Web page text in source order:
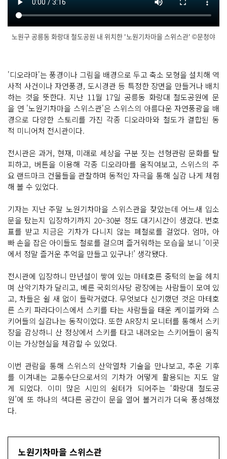
노원구 공릉동 화랑대 철도공원 내 위치한 '노원기차마을 스위스관' ©문청야
'디오라마'는 풍경이나 그림을 배경으로 두고 축소 모형을 설치해 역
사적 사건이나 자연풍경, 도시경관 등 특정한 장면을 만들거나 배치
하는 것을 뜻한다. 지난 11월 17일 공릉동 화랑대 철도공원에 문
을 연 '노원기차마을 스위스관'은 스위스의 아름다운 자연풍광을 배
경으로 다양한 스토리를 가진 각종 디오라마와 철도가 결합된 동
적 미니어처 전시관이다.
전시관은 과거, 현재, 미래로 세상을 구분 짓는 선형관람 문화를 탈
피하고, 버튼을 이용해 각종 디오라마를 움직여보고, 스위스의 주
요 랜드마크 건물들을 관찰하며 동적인 자극을 통해 실감 나게 체험
해 볼 수 있었다.
기자는 지난 주말 노원기차마을 스위스관을 찾았는데 어느새 입소
문을 탔는지 입장하기까지 20~30분 정도 대기시간이 생겼다. 번호
표를 받고 지금은 기차가 다니지 않는 폐철로를 걸었다. 엄마, 아
빠 손을 잡은 아이들도 철로를 걸으며 즐거워하는 모습을 보니 ‘이곳
에서 정말 즐거운 추억을 만들고 있구나!’ 생각됐다.
전시관에 입장하니 만년설이 쌓여 있는 마테호른 중턱의 눈을 헤치
며 산악기차가 달리고, 베른 국회의사당 광장에는 사람들이 모여 있
고, 차들은 쉴 새 없이 들락거렸다. 무엇보다 신기했던 것은 마테호
른 스키 파라다이스에서 스키를 타는 사람들을 태운 케이블카와 스
키어들의 실감나는 동작이었다. 또한 AR장치 모니터를 통해서 스키
장을 감상하니 산 정상에서 스키를 타고 내려오는 스키어들이 움직
이는 가상현실을 체감할 수 있었다.
이번 관람을 통해 스위스의 산악열차 기술을 만나보고, 추운 기후
를 이겨내는 교통수단으로서의 기차가 어떻게 활용되는 지도 알
게 되었다. 이미 많은 시민의 쉼터가 되어주는 ‘화랑대 철도공
원’에 또 하나의 색다른 공간이 문을 열어 볼거리가 더욱 풍성해졌
다.
노원기차마을 스위스관